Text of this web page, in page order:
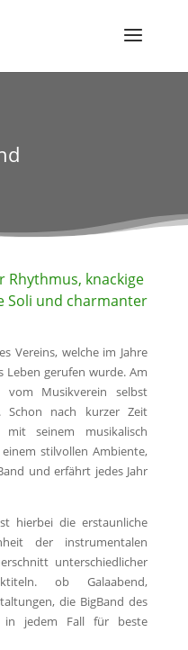
Rhythmus, knackige
Soli und charmanter
Vereins, welche im Jahre
Leben gerufen wurde. Am
Musikverein selbst
Schon nach kurzer Zeit
mit seinem musikalisch
stilvollen Ambiente,
und erfährt jedes Jahr
hierbei die erstaunliche
der instrumentalen
unterschiedlicher
ob Galaabend,
die BigBand des
in jedem Fall für beste